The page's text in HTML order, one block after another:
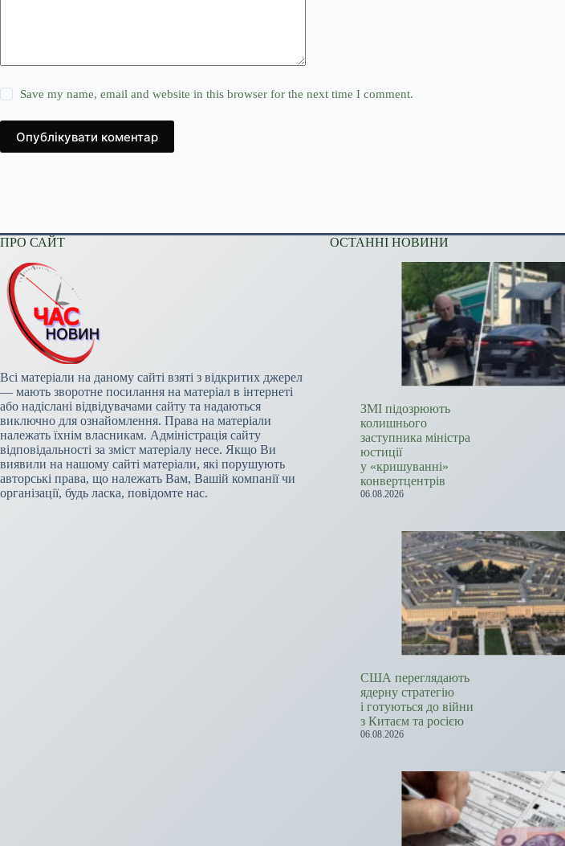
Save my name, email and website in this browser for the next time I comment.
Опублікувати коментар
ПРО САЙТ
Всі матеріали на даному сайті взяті з відкритих джерел
— мають зворотне посилання на матеріал в інтернеті
або надіслані відвідувачами сайту та надаються
виключно для ознайомлення. Права на матеріали
належать їхнім власникам. Адміністрація сайту
відповідальності за зміст матеріалу несе. Якщо Ви
виявили на нашому сайті матеріали, які порушують
авторські права, що належать Вам, Вашій компанії чи
організації, будь ласка, повідомте нас.
ОСТАННІ НОВИНИ
ЗМІ підозрюють
колишнього
заступника міністра
юстиції
у «кришуванні»
конвертцентрів
06.08.2026
США переглядають
ядерну стратегію
і готуються до війни
з Китаєм та росією
06.08.2026